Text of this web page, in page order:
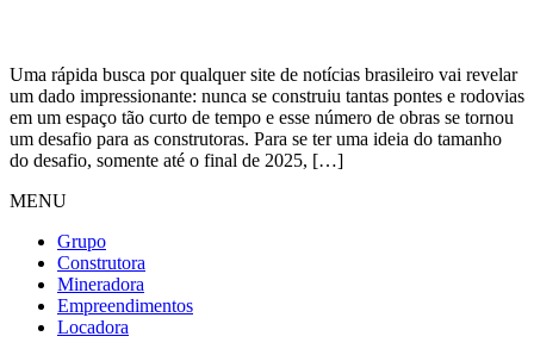
Uma rápida busca por qualquer site de notícias brasileiro vai revelar
um dado impressionante: nunca se construiu tantas pontes e rodovias
em um espaço tão curto de tempo e esse número de obras se tornou
um desafio para as construtoras. Para se ter uma ideia do tamanho
do desafio, somente até o final de 2025, […]
MENU
Grupo
Construtora
Mineradora
Empreendimentos
Locadora